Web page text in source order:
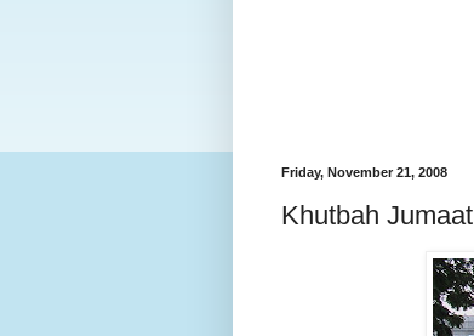
Friday, November 21, 2008
Khutbah Jumaat